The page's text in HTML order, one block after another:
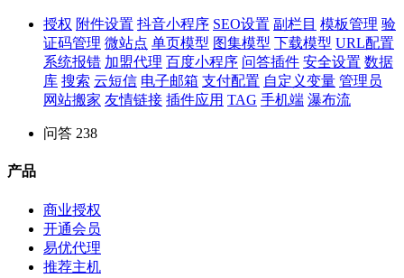
授权 附件设置 抖音小程序 SEO设置 副栏目 模板管理 验
证码管理 微站点 单页模型 图集模型 下载模型 URL配置
系统报错 加盟代理 百度小程序 问答插件 安全设置 数据
库 搜索 云短信 电子邮箱 支付配置 自定义变量 管理员
网站搬家 友情链接 插件应用 TAG 手机端 瀑布流
问答 238
产品
商业授权
开通会员
易优代理
推荐主机